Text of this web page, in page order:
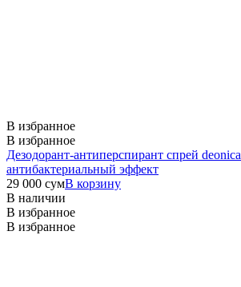
В избранное
В избранное
Дезодорант-антиперспирант спрей deonica
антибактериальный эффект
29 000 сумВ корзину
В наличии
В избранное
В избранное